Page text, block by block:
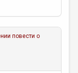
повести о